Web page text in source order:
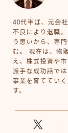
40代半ば、元会
不良により退職
う思いから、専
む。 現在は、物
え、株式投資や
派手な成功話で
事業を育ててい
す。